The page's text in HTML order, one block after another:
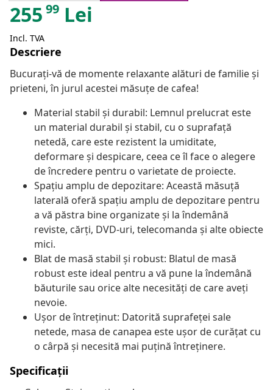
255 99 Lei
Incl. TVA
Descriere
Bucurați-vă de momente relaxante alături de familie și
prieteni, în jurul acestei măsuțe de cafea!
Material stabil și durabil: Lemnul prelucrat este
un material durabil și stabil, cu o suprafață
netedă, care este rezistent la umiditate,
deformare și despicare, ceea ce îl face o alegere
de încredere pentru o varietate de proiecte.
Spațiu amplu de depozitare: Această măsuță
laterală oferă spațiu amplu de depozitare pentru
a vă păstra bine organizate și la îndemână
reviste, cărți, DVD-uri, telecomanda și alte obiecte
mici.
Blat de masă stabil și robust: Blatul de masă
robust este ideal pentru a vă pune la îndemână
băuturile sau orice alte necesități de care aveți
nevoie.
Ușor de întreținut: Datorită suprafeței sale
netede, masa de canapea este ușor de curățat cu
o cârpă și necesită mai puțină întreținere.
Specificații